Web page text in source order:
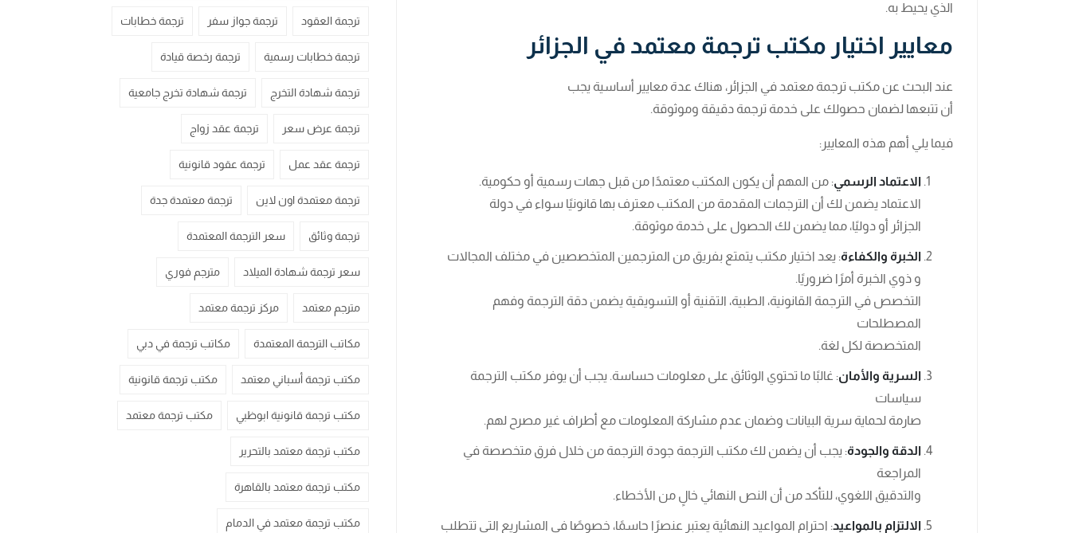
الذي يحيط به.
معايير اختيار مكتب ترجمة معتمد في الجزائر
عند البحث عن مكتب ترجمة معتمد في الجزائر، هناك عدة معايير أساسية يجب
أن تتبعها لضمان حصولك على خدمة ترجمة دقيقة وموثوقة.
فيما يلي أهم هذه المعايير:
الاعتماد الرسمي: من المهم أن يكون المكتب معتمدًا من قبل جهات رسمية أو حكومية.
الاعتماد يضمن لك أن الترجمات المقدمة من المكتب معترف بها قانونيًا سواء في دولة
الجزائر أو دوليًا، مما يضمن لك الحصول على خدمة موثوقة.
الخبرة والكفاءة: يعد اختيار مكتب يتمتع بفريق من المترجمين المتخصصين في مختلف المجالات
و ذوي الخبرة أمرًا ضروريًا.
التخصص في الترجمة القانونية، الطبية، التقنية أو التسويقية يضمن دقة الترجمة وفهم
المصطلحات
المتخصصة لكل لغة.
السرية والأمان: غالبًا ما تحتوي الوثائق على معلومات حساسة. يجب أن يوفر مكتب الترجمة
سياسات
صارمة لحماية سرية البيانات وضمان عدم مشاركة المعلومات مع أطراف غير مصرح لهم.
الدقة والجودة: يجب أن يضمن لك مكتب الترجمة جودة الترجمة من خلال فرق متخصصة في
المراجعة
والتدقيق اللغوي، للتأكد من أن النص النهائي خالٍ من الأخطاء.
الالتزام بالمواعيد: احترام المواعيد النهائية يعتبر عنصرًا حاسمًا، خصوصًا في المشاريع التي تتطلب
ترجمة العقود ترجمة جواز سفر ترجمة خطابات
ترجمة خطابات رسمية ترجمة رخصة قيادة
ترجمة شهادة التخرج ترجمة شهادة تخرج جامعية
ترجمة عرض سعر ترجمة عقد زواج
ترجمة عقد عمل ترجمة عقود قانونية
ترجمة معتمدة اون لاين ترجمة معتمدة جدة
ترجمة وثائق سعر الترجمة المعتمدة
سعر ترجمة شهادة الميلاد مترجم فوري
مترجم معتمد مركز ترجمة معتمد
مكاتب الترجمة المعتمدة مكاتب ترجمة في دبي
مكتب ترجمة أسباني معتمد مكتب ترجمة قانونية
مكتب ترجمة قانونية ابوظبي مكتب ترجمة معتمد
مكتب ترجمة معتمد بالتحرير
مكتب ترجمة معتمد بالقاهرة
مكتب ترجمة معتمد في الدمام